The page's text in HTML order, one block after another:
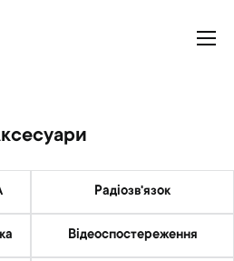
Радіозв'язок
Відеоспостереження